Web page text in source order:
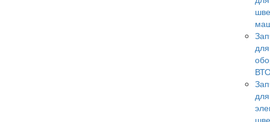
для
для